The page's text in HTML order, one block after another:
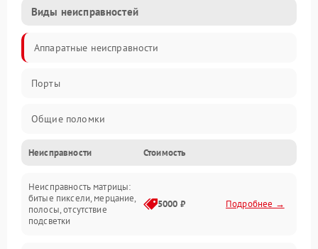
Виды неисправностей
Аппаратные неисправности
Порты
Общие поломки
Устройства
Программные ошибки
Электрические и системные сбои
Неисправности Стоимость
Неисправность матрицы:
битые пиксели, мерцание,
полосы, отсутствие
подсветки
5000 ₽ Подробнее →